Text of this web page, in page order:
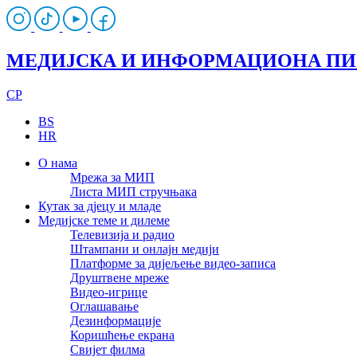
МЕДИЈСКА И ИНФОРМАЦИОНА
CP
BS
HR
О нама
Мрежа за МИП
Листа МИП стручњака
Кутак за дјецу и младе
Медијске теме и дилеме
Телевизија и радио
Штампани и онлајн медији
Платформе за дијељење видео-записа
Друштвене мреже
Видео-игрице
Оглашавање
Дезинформације
Коришћење екрана
Свијет филма